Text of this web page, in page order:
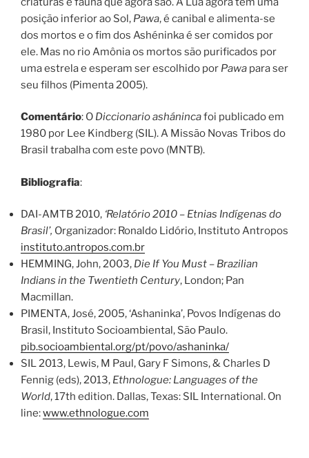
posição inferior ao Sol, Pawa, é canibal e alimenta-se
dos mortos e o fim dos Ashéninka é ser comidos por
ele. Mas no rio Amônia os mortos são purificados por
uma estrela e esperam ser escolhido por Pawa para ser
seu filhos (Pimenta 2005).
Comentário: O Diccionario ashánincafoi publicado em
1980 por Lee Kindberg (SIL). A Missão Novas Tribos do
Brasil trabalha com este povo (MNTB).
Bibliografia:
DAI-AMTB 2010, ‘Relatório 2010 – Etnias Indígenas do
Brasil’, Organizador: Ronaldo Lidório, Instituto Antropos
instituto.antropos.com.br
HEMMING, John, 2003, Die If You Must – Brazilian
Indians in the Twentieth Century, London; Pan
Macmillan.
PIMENTA, José, 2005, ‘Ashaninka’, Povos Indígenas do
Brasil, Instituto Socioambiental, São Paulo.
pib.socioambiental.org/pt/povo/ashaninka/
SIL 2013, Lewis, M Paul, Gary F Simons, & Charles D
Fennig (eds), 2013, Ethnologue: Languages of the
World, 17th edition. Dallas, Texas: SIL International. On
line:www.ethnologue.com